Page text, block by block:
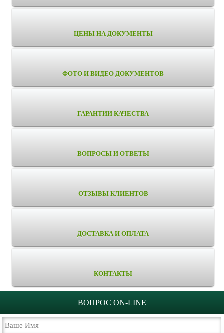
ЦЕНЫ НА ДОКУМЕНТЫ
ФОТО И ВИДЕО ДОКУМЕНТОВ
ГАРАНТИИ КАЧЕСТВА
ВОПРОСЫ И ОТВЕТЫ
ОТЗЫВЫ КЛИЕНТОВ
ДОСТАВКА И ОПЛАТА
КОНТАКТЫ
ВОПРОС ON-LINE